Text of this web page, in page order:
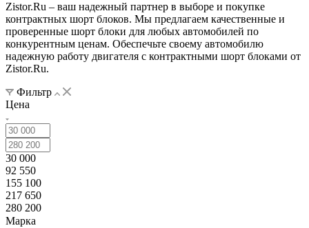
Zistor.Ru – ваш надежный партнер в выборе и покупке
контрактных шорт блоков. Мы предлагаем качественные и
проверенные шорт блоки для любых автомобилей по
конкурентным ценам. Обеспечьте своему автомобилю
надежную работу двигателя с контрактными шорт блоками от
Zistor.Ru.
Фильтр
Цена
30 000
92 550
155 100
217 650
280 200
Марка